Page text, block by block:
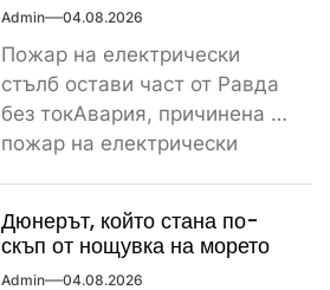
Admin 04.08.2026
Пожар на електрически
стълб остави част от Равда
без токАвария, причинена от
пожар на електрически
Дюнерът, който стана по-
скъп от нощувка на морето
Admin 04.08.2026